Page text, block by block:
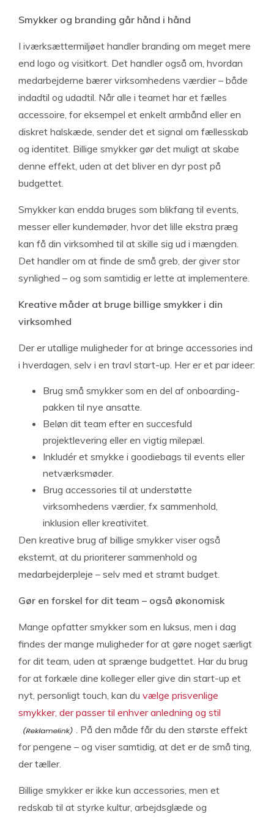
Smykker og branding går hånd i hånd
I iværksættermiljøet handler branding om meget mere
end logo og visitkort. Det handler også om, hvordan
medarbejderne bærer virksomhedens værdier – både
indadtil og udadtil. Når alle i teamet har et fælles
accessoire, for eksempel et enkelt armbånd eller en
diskret halskæde, sender det et signal om fællesskab
og identitet. Billige smykker gør det muligt at skabe
denne effekt, uden at det bliver en dyr post på
budgettet.
Smykker kan endda bruges som blikfang til events,
messer eller kundemøder, hvor det lille ekstra præg
kan få din virksomhed til at skille sig ud i mængden.
Det handler om at finde de små greb, der giver stor
synlighed – og som samtidig er lette at implementere.
Kreative måder at bruge billige smykker i din
virksomhed
Der er utallige muligheder for at bringe accessories ind
i hverdagen, selv i en travl start-up. Her er et par ideer:
Brug små smykker som en del af onboarding-
pakken til nye ansatte.
Beløn dit team efter en succesfuld
projektlevering eller en vigtig milepæl.
Inkludér et smykke i goodiebags til events eller
netværksmøder.
Brug accessories til at understøtte
virksomhedens værdier, fx sammenhold,
inklusion eller kreativitet.
Den kreative brug af billige smykker viser også
eksternt, at du prioriterer sammenhold og
medarbejderpleje – selv med et stramt budget.
Gør en forskel for dit team – også økonomisk
Mange opfatter smykker som en luksus, men i dag
findes der mange muligheder for at gøre noget særligt
for dit team, uden at sprænge budgettet. Har du brug
for at forkæle dine kolleger eller give din start-up et
nyt, personligt touch, kan du vælge prisvenlige
smykker, der passer til enhver anledning og stil
. På den måde får du den største effekt
for pengene – og viser samtidig, at det er de små ting,
der tæller.
Billige smykker er ikke kun accessories, men et
redskab til at styrke kultur, arbejdsglæde og